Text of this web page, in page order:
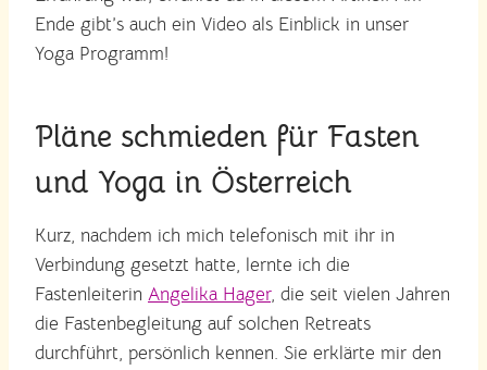
Ende gibt’s auch ein Video als Einblick in unser
Yoga Programm!
Pläne schmieden für Fasten
und Yoga in Österreich
Kurz, nachdem ich mich telefonisch mit ihr in
Verbindung gesetzt hatte, lernte ich die
Fastenleiterin Angelika Hager, die seit vielen Jahren
die Fastenbegleitung auf solchen Retreats
durchführt, persönlich kennen. Sie erklärte mir den